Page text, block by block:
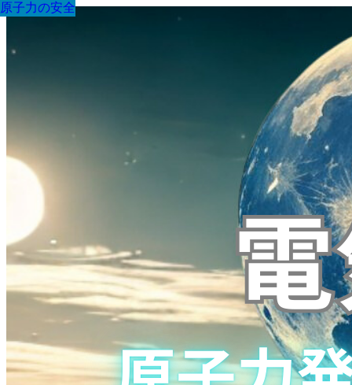
原子力の安全
原子力の安全
原子力の安全
原子力の安全
原子力の安全
原子力の安全
原子力の安全
原子力の安全
原子力の安全